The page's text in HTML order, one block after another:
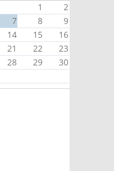
1
2
7 8
9
14 15
16
21 22
23
28 29
30